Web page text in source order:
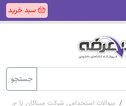
سبد خرید
جستجو
سوالات استخدامی شرکت میناکان با جواب